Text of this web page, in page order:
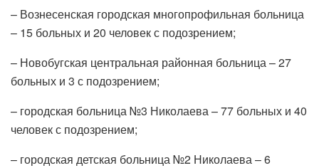
– Вознесенская городская многопрофильная больница
– 15 больных и 20 человек с подозрением;
– Новобугская центральная районная больница – 27
больных и 3 с подозрением;
– городская больница №3 Николаева – 77 больных и 40
человек с подозрением;
– городская детская больница №2 Николаева – 6